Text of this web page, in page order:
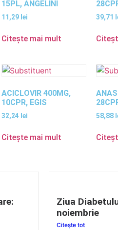
15PL, ANGELINI
11,29 lei
Citește mai mult
39,71
ACICLOVIR 400MG,
10CPR, EGIS
32,24 lei
Citește mai mult
58,88
Ziua
noiembrie
Citește tot